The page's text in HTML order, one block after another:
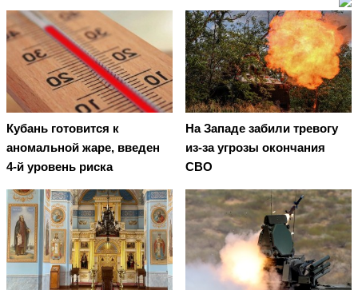
Кубань готовится к
аномальной жаре, введен
4-й уровень риска
На Западе забили тревогу
из-за угрозы окончания
СВО